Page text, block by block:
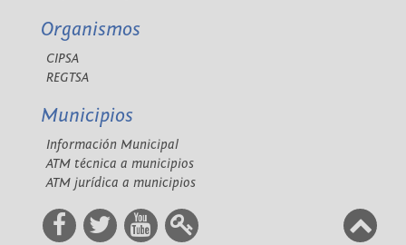
Organismos
CIPSA
REGTSA
Municipios
Información Municipal
ATM técnica a municipios
ATM jurídica a municipios